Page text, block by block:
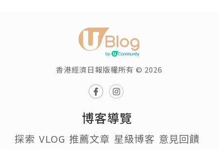
香港經濟日報版權所有 © 2026
博客導覽
探索 VLOG 推薦文章 星級博客 意見回饋